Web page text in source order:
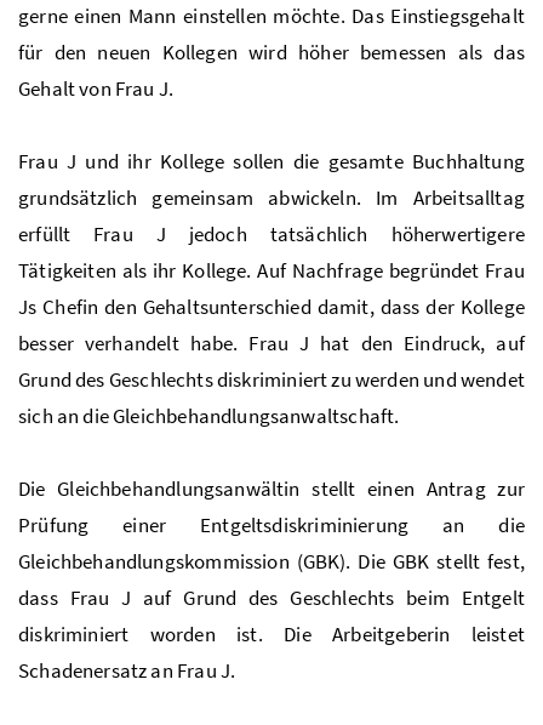
gerne einen Mann einstellen möchte. Das Einstiegsgehalt
für den neuen Kollegen wird höher bemessen als das
Gehalt von Frau J.
Frau J und ihr Kollege sollen die gesamte Buchhaltung
grundsätzlich gemeinsam abwickeln. Im Arbeitsalltag
erfüllt Frau J jedoch tatsächlich höherwertigere
Tätigkeiten als ihr Kollege. Auf Nachfrage begründet Frau
Js Chefin den Gehaltsunterschied damit, dass der Kollege
besser verhandelt habe. Frau J hat den Eindruck, auf
Grund des Geschlechts diskriminiert zu werden und wendet
sich an die Gleichbehandlungsanwaltschaft.
Die Gleichbehandlungsanwältin stellt einen Antrag zur
Prüfung einer Entgeltsdiskriminierung an die
Gleichbehandlungskommission (GBK). Die GBK stellt fest,
dass Frau J auf Grund des Geschlechts beim Entgelt
diskriminiert worden ist. Die Arbeitgeberin leistet
Schadenersatz an Frau J.